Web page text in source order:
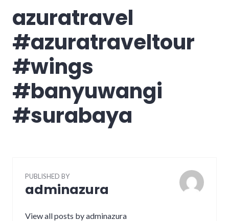
azuratravel
#azuratraveltour
#wings
#banyuwangi
#surabaya
PUBLISHED BY
adminazura
View all posts by adminazura